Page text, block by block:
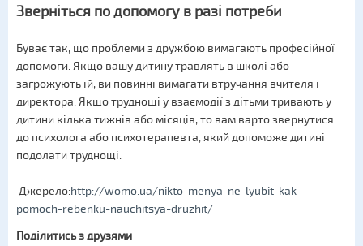
Зверніться по допомогу в разі потреби
Буває так, що проблеми з дружбою вимагають професійної
допомоги. Якщо вашу дитину травлять в школі або
загрожують їй, ви повинні вимагати втручання вчителя і
директора. Якщо труднощі у взаємодії з дітьми тривають у
дитини кілька тижнів або місяців, то вам варто звернутися
до психолога або психотерапевта, який допоможе дитині
подолати труднощі.
Джерело:http://womo.ua/nikto-menya-ne-lyubit-kak-
pomoch-rebenku-nauchitsya-druzhit/
Поділитись з друзями